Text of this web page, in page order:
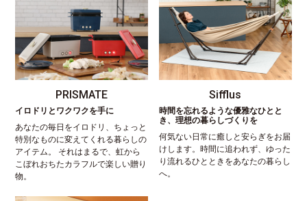
PRISMATE
イロドリとワクワクを手に
あなたの毎日をイロドリ、ちょっと
特別なものに変えてくれる暮らしの
アイテム。 それはまるで、虹から
こぼれおちたカラフルで楽しい贈り
物。
Sifflus
時間を忘れるような優雅なひとと
き、理想の暮らしづくりを
何気ない日常に癒しと安らぎをお届
けします。時間に追われず、ゆった
り流れるひとときをあなたの暮らし
へ。